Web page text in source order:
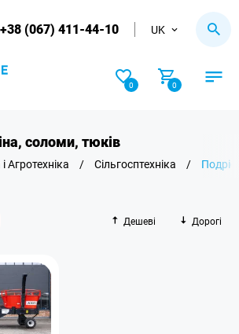
+38 (067) 411-44-10 UK
0 0
соломи, тюків
Агротехніка / Сільгосптехніка /
Дешеві Дорогі